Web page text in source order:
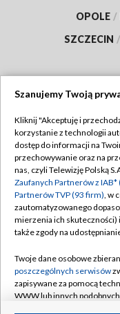
OPOLE /
SZCZECIN /
Abonament TVP
Emisja w TVP
Centrum informacji
Naziemna
Rada Programowa
System NOS
Szanujemy Twoją
Kliknij "Akceptuję i
korzystanie z technologii
dostęp do informacji na
przechowywanie oraz na
nas, czyli Telewizję Polską
Zaufanych Partnerów z
Partnerów TVP (93 firm), w
zautomatyzowanego
mierzenia ich skuteczności)
także zgody na
Twoje dane osobowe
poszczególnych serwisów
zapisywane za pomocą
WWW lub innych